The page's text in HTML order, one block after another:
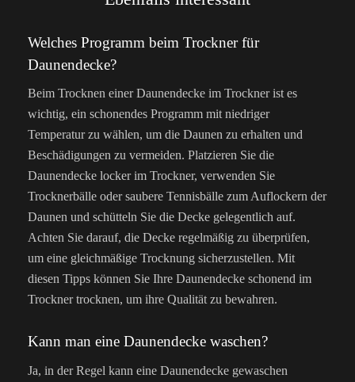
Welches Programm beim Trockner für
Daunendecke?
Beim Trocknen einer Daunendecke im Trockner ist es
wichtig, ein schonendes Programm mit niedriger
Temperatur zu wählen, um die Daunen zu erhalten und
Beschädigungen zu vermeiden. Platzieren Sie die
Daunendecke locker im Trockner, verwenden Sie
Trocknerbälle oder saubere Tennisbälle zum Auflockern der
Daunen und schütteln Sie die Decke gelegentlich auf.
Achten Sie darauf, die Decke regelmäßig zu überprüfen,
um eine gleichmäßige Trocknung sicherzustellen. Mit
diesen Tipps können Sie Ihre Daunendecke schonend im
Trockner trocknen, um ihre Qualität zu bewahren.
Kann man eine Daunendecke waschen?
Ja, in der Regel kann eine Daunendecke gewaschen